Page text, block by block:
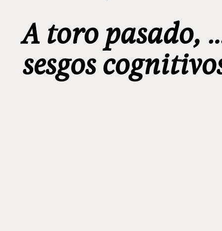
A toro pasado,
sesgos